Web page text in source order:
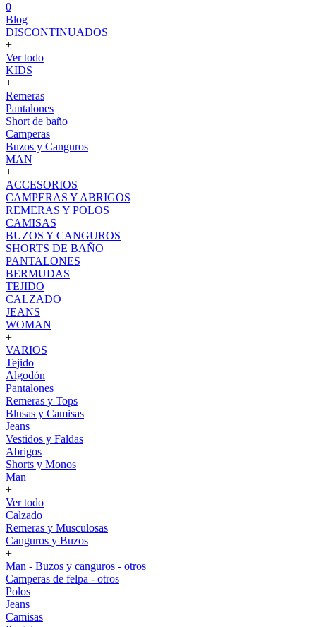
0
Blog
DISCONTINUADOS
+
Ver todo
KIDS
+
Remeras
Pantalones
Short de baño
Camperas
Buzos y Canguros
MAN
+
ACCESORIOS
CAMPERAS Y ABRIGOS
REMERAS Y POLOS
CAMISAS
BUZOS Y CANGUROS
SHORTS DE BAÑO
PANTALONES
BERMUDAS
TEJIDO
CALZADO
JEANS
WOMAN
+
VARIOS
Tejido
Algodón
Pantalones
Remeras y Tops
Blusas y Camisas
Jeans
Vestidos y Faldas
Abrigos
Shorts y Monos
Man
+
Ver todo
Calzado
Remeras y Musculosas
Canguros y Buzos
+
Man - Buzos y canguros - otros
Camperas de felpa - otros
Polos
Jeans
Camisas